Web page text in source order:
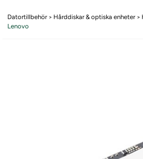
Datortillbehör> Hårddiskar & optiska enheter>
Lenovo